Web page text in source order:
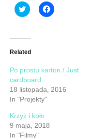
Click
to
(Opens
new
Click
to
Related
Po prostu karton / Just
cardboard
18 listopada, 2016
In "Projekty"
Krzyż i koło
9 maja, 2018
In "Filmy"